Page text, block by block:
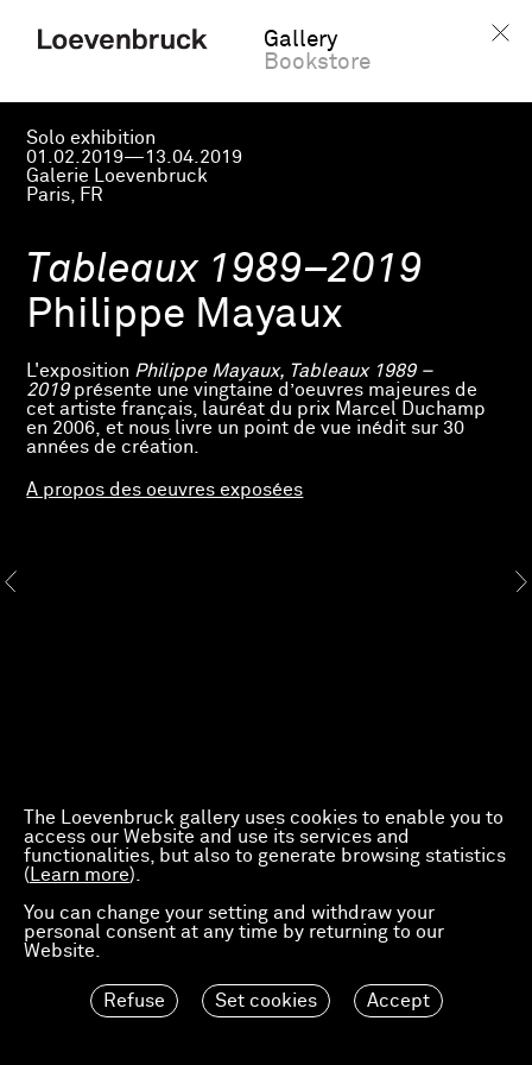
The Loevenbruck gallery uses cookies to enable you to
access our Website and use its services and
functionalities, but also to generate browsing statistics
( Learn more).
You can change your setting and withdraw your
personal consent at any time by returning to our
Website.
Refuse Set cookies Accept
Gallery
Bookstore
Solo exhibition
01.02.2019—13.04.2019
Galerie Loevenbruck
Paris, FR
Tableaux 1989–2019
Philippe Mayaux
L'exposition Philippe Mayaux, Tableaux 1989 –
2019présente une vingtaine d’oeuvres majeures de
cet artiste français, lauréat du prix Marcel Duchamp
en 2006, et nous livre un point de vue inédit sur 30
années de création.
A propos des oeuvres exposées